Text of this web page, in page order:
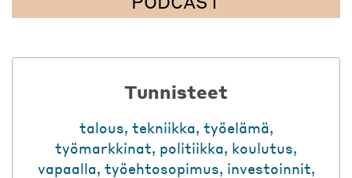
Tunnisteet
talous, tekniikka, työelämä,
työmarkkinat, politiikka, koulutus,
vapaalla, työehtosopimus, investoinnit,